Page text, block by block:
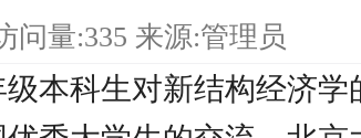
问量:335 来源:管理员
本科生对新结构经济学